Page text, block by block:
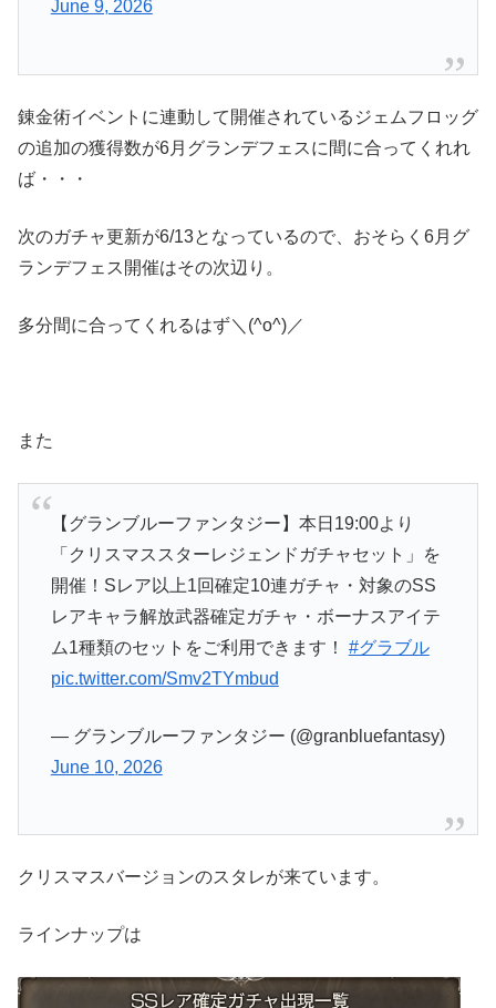
June 9, 2026
錬金術イベントに連動して開催されているジェムフロッグ
の追加の獲得数が6月グランデフェスに間に合ってくれれ
ば・・・
次のガチャ更新が6/13となっているので、おそらく6月グ
ランデフェス開催はその次辺り。
多分間に合ってくれるはず＼(^o^)／
また
【グランブルーファンタジー】本日19:00より
「クリスマススターレジェンドガチャセット」を
開催！Sレア以上1回確定10連ガチャ・対象のSS
レアキャラ解放武器確定ガチャ・ボーナスアイテ
ム1種類のセットをご利用できます！ #グラブル
pic.twitter.com/Smv2TYmbud
— グランブルーファンタジー (@granbluefantasy)
June 10, 2026
クリスマスバージョンのスタレが来ています。
ラインナップは